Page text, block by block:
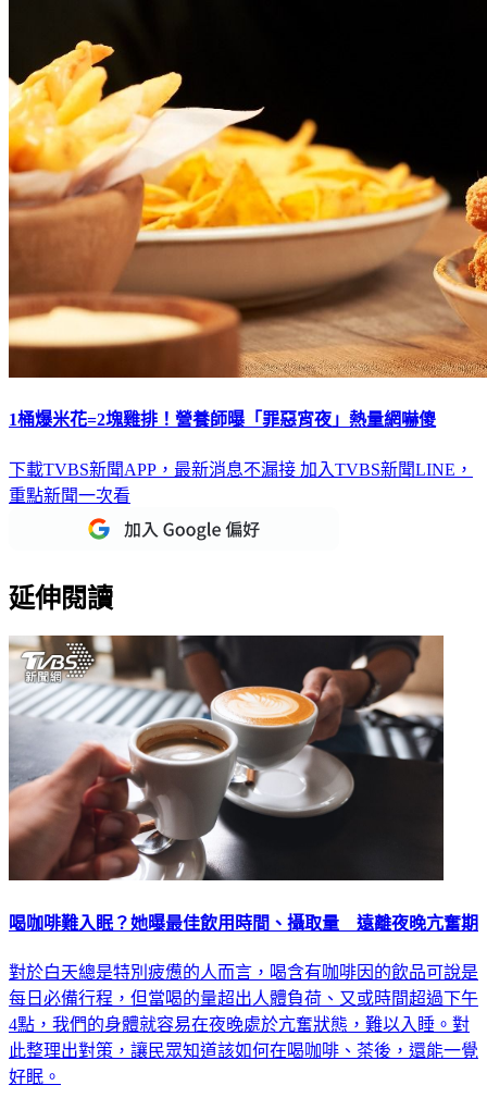
1桶爆米花=2塊雞排！營養師曝「罪惡宵夜」熱量網嚇傻
下載TVBS新聞APP，最新消息不漏接 加入TVBS新聞LINE，
重點新聞一次看
延伸閱讀
喝咖啡難入眠？她曝最佳飲用時間、攝取量 遠離夜晚亢奮期
對於白天總是特別疲憊的人而言，喝含有咖啡因的飲品可說是
每日必備行程，但當喝的量超出人體負荷、又或時間超過下午
4點，我們的身體就容易在夜晚處於亢奮狀態，難以入睡。對
此整理出對策，讓民眾知道該如何在喝咖啡、茶後，還能一覺
好眠。